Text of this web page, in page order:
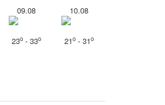
09.08
23o - 33o
10.08
21o - 31o